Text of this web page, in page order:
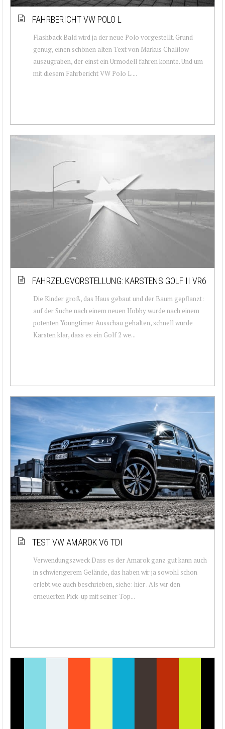
FAHRBERICHT VW POLO L
Flashback Bald wird ja der neue Polo vorgestellt. Grund
genug, einen schönen alten Text von Markus Chalilow
auszugraben, der einst ein Urmodell fahren konnte. Und um
mit diesem Fahrbericht VW Polo L ...
FAHRZEUGVORSTELLUNG: KARSTENS GOLF II VR6
Die Kinder groß, das Haus gebaut und der Baum gepflanzt:
auf der Suche nach einem neuen Hobby wurde nach einem
potenten Youngtimer Ausschau gehalten, schnell wurde
Karsten klar, dass es ein Golf 2 we...
TEST VW AMAROK V6 TDI
Verwendungszweck Dass es der Amarok ganz gut kann auch
in schwierigerem Gelände, das haben wir ja sowohl schon
erlebt wie auch beschrieben, siehe: hier . Als wir den
erneuerten Pick-up mit seiner Top...